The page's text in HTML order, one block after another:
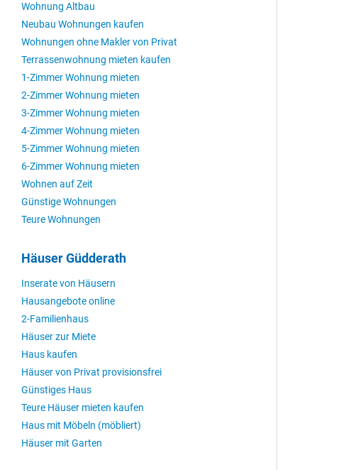
Wohnung Altbau
Neubau Wohnungen kaufen
Wohnungen ohne Makler von Privat
Terrassenwohnung mieten kaufen
1-Zimmer Wohnung mieten
2-Zimmer Wohnung mieten
3-Zimmer Wohnung mieten
4-Zimmer Wohnung mieten
5-Zimmer Wohnung mieten
6-Zimmer Wohnung mieten
Wohnen auf Zeit
Günstige Wohnungen
Teure Wohnungen
Häuser Güdderath
Inserate von Häusern
Hausangebote online
2-Familienhaus
Häuser zur Miete
Haus kaufen
Häuser von Privat provisionsfrei
Günstiges Haus
Teure Häuser mieten kaufen
Haus mit Möbeln (möbliert)
Häuser mit Garten